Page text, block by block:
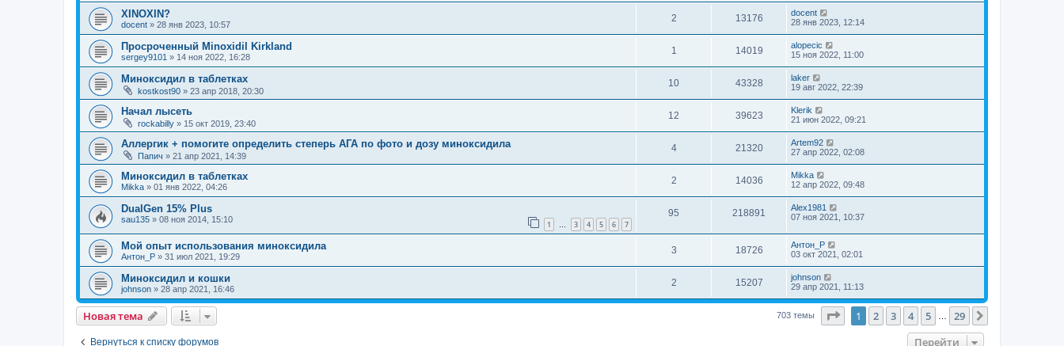
XINOXIN?
docent » 28 янв 2023, 10:57
2 13176
docent
28 янв 2023, 12:14
Просроченный Minoxidil Kirkland
sergey9101 » 14 ноя 2022, 16:28
1 14019
alopecic
15 ноя 2022, 11:00
Миноксидил в таблетках
kostkost90 » 23 апр 2018, 20:30
10 43328
laker
19 авг 2022, 22:39
Начал лысеть
rockabilly » 15 окт 2019, 23:40
12 39623
Klerik
21 июн 2022, 09:21
Аллергик + помогите определить степерь АГА по фото и дозу миноксидила
Папич » 21 апр 2021, 14:39
4 21320
Artem92
27 апр 2022, 02:08
Миноксидил в таблетках
Mikka » 01 янв 2022, 04:26
2 14036
Mikka
12 апр 2022, 09:48
DualGen 15% Plus
sau135 » 08 ноя 2014, 15:10 1 … 3 4 5 6 7
95 218891
Alex1981
07 ноя 2021, 10:37
Мой опыт использования миноксидила
Антон_Р » 31 июл 2021, 19:29
3 18726
Антон_Р
03 окт 2021, 02:01
Миноксидил и кошки
johnson » 28 апр 2021, 16:46
2 15207
johnson
29 апр 2021, 11:13
Новая тема 703 темы Страница1 из 29
1 2 3 4 5 29
Вернуться к списку форумов Перейти